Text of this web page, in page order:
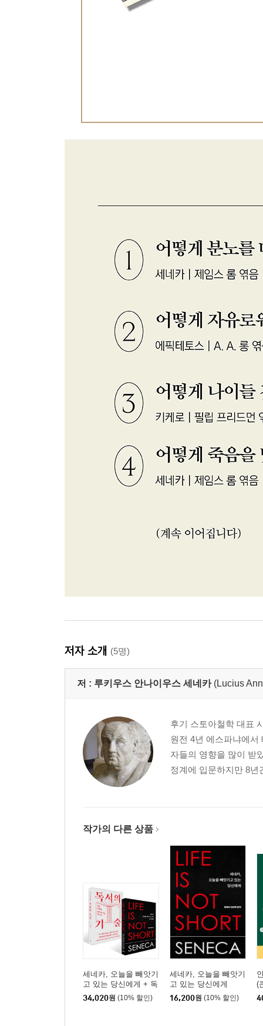
저자 소개 (5명)
저 : 루키우스 안나이우스 세네카 (Lucius
후기 스토아철학 대표
원전 4년 에스파냐에
자들의 영향을 많이 받
정계에 입문하지만 8년
작가의 다른 상품
세네카, 오늘을 빼앗기
고 있는 당신에게 + 독
서의 기술 세트
34,020원 (10% 할인)
세네카, 오늘을 빼앗기
고 있는 당신에게
16,200원 (10% 할인)
(